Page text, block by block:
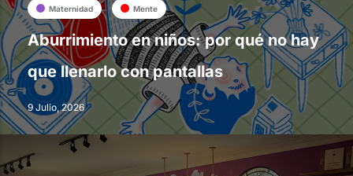
Maternidad Mente
Aburrimiento en niños: por qué no hay
que llenarlo con pantallas
9 Julio, 2026